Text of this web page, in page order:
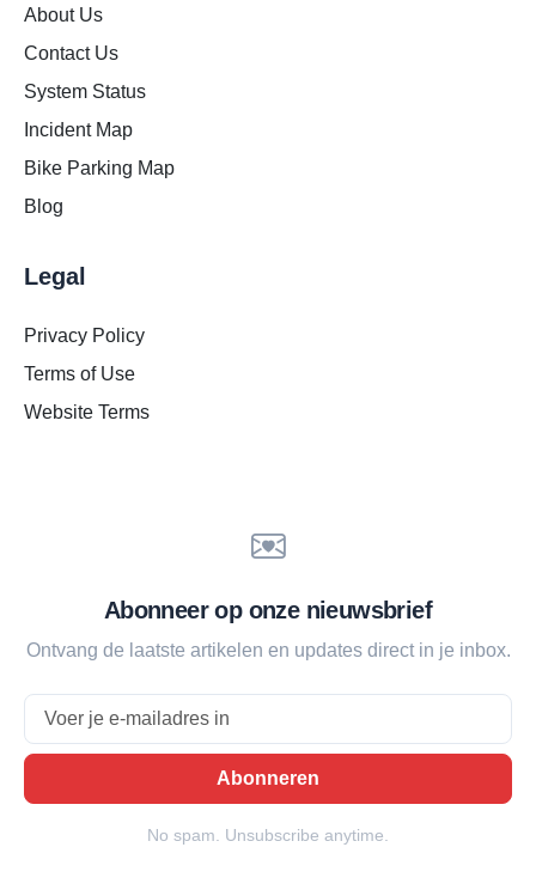
About Us
Contact Us
System Status
Incident Map
Bike Parking Map
Blog
Legal
Privacy Policy
Terms of Use
Website Terms
Abonneer op onze nieuwsbrief
Ontvang de laatste artikelen en updates direct in je inbox.
Abonneren
No spam. Unsubscribe anytime.